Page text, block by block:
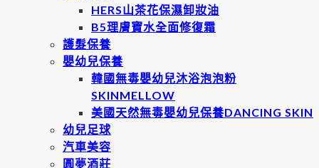
HERS山茶花保濕卸妝油
B5理膚寶水全面修復霜
護髮保養
嬰幼兒保養
韓國無毒嬰幼兒沐浴泡泡粉
SKINMELLOW
美國天然無毒嬰幼兒保養DANCING SKIN
幼兒足球
汽車美容
圓夢酒莊